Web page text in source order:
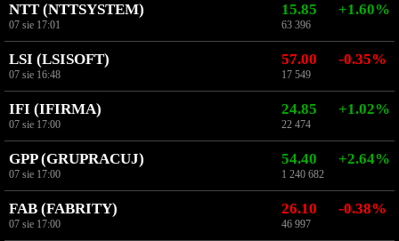
NTT (NTTSYSTEM)
07 sie 17:01
15.85
63 396
+1.60%
LSI (LSISOFT)
07 sie 16:48
57.00
17 549
-0.35%
IFI (IFIRMA)
07 sie 17:00
24.85
22 474
+1.02%
GPP (GRUPRACUJ)
07 sie 17:00
54.40
1 240 682
+2.64%
FAB (FABRITY)
07 sie 17:00
26.10
46 997
-0.38%